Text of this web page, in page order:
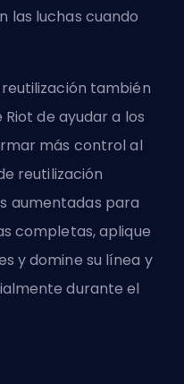
las luchas cuando
también
de ayudar a los
más control al
reutilización
aumentadas para
completas, aplique
y domine su línea y
durante el